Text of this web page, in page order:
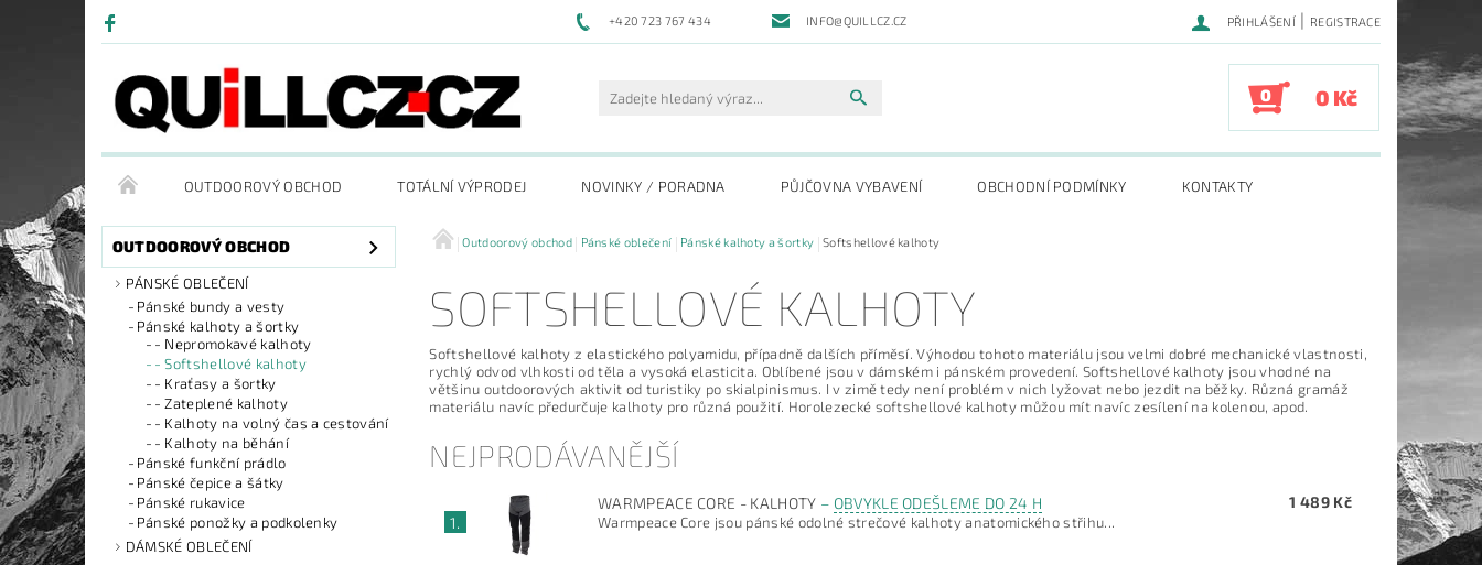
+420 723 767 434 INFO@QUILLCZ.CZ PŘIHLÁŠENÍ | REGISTRACE
0 0 Kč
OUTDOOROVÝ OBCHOD TOTÁLNÍ VÝPRODEJ NOVINKY / PORADNA PŮJČOVNA VYBAVENÍ OBCHODNÍ PODMÍNKY KONTAKTY
OUTDOOROVÝ OBCHOD
PÁNSKÉ OBLEČENÍ
Pánské bundy a vesty
Pánské kalhoty a šortky
- Nepromokavé kalhoty
- Softshellové kalhoty
- Kraťasy a šortky
- Zateplené kalhoty
- Kalhoty na volný čas a cestování
- Kalhoty na běhání
Pánské funkční prádlo
Pánské čepice a šátky
Pánské rukavice
Pánské ponožky a podkolenky
DÁMSKÉ OBLEČENÍ
Outdoorový obchod Pánské oblečení Pánské kalhoty a šortky Softshellové kalhoty
SOFTSHELLOVÉ KALHOTY
Softshellové kalhoty z elastického polyamidu, případně dalších příměsí. Výhodou tohoto materiálu jsou velmi dobré mechanické vlastnosti,
rychlý odvod vlhkosti od těla a vysoká elasticita. Oblíbené jsou v dámském i pánském provedení. Softshellové kalhoty jsou vhodné na
většinu outdoorových aktivit od turistiky po skialpinismus. I v zimě tedy není problém v nich lyžovat nebo jezdit na běžky. Různá gramáž
materiálu navíc předurčuje kalhoty pro různá použití. Horolezecké softshellové kalhoty můžou mít navíc zesílení na kolenou, apod.
NEJPRODÁVANĚJŠÍ
1.
WARMPEACE CORE - KALHOTY – OBVYKLE ODEŠLEME DO 24 H
Warmpeace Core jsou pánské odolné strečové kalhoty anatomického střihu...
1 489 Kč